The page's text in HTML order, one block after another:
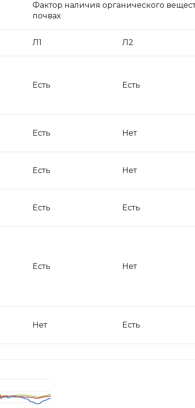
Фактор наличия органического
почвах
Л1 Л2
Есть Есть
Есть Нет
Есть Нет
Есть Есть
Есть Нет
Нет Есть